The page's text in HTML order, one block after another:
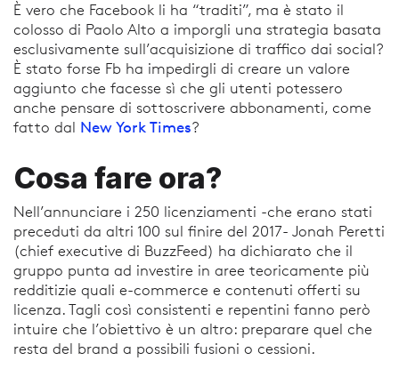
È vero che Facebook li ha “traditi”, ma è stato il
colosso di Paolo Alto a imporgli una strategia basata
esclusivamente sull’acquisizione di traffico dai social?
È stato forse Fb ha impedirgli di creare un valore
aggiunto che facesse sì che gli utenti potessero
anche pensare di sottoscrivere abbonamenti, come
fatto dal New York Times?
Cosa fare ora?
Nell’annunciare i 250 licenziamenti -che erano stati
preceduti da altri 100 sul finire del 2017- Jonah Peretti
(chief executive di BuzzFeed) ha dichiarato che il
gruppo punta ad investire in aree teoricamente più
redditizie quali e-commerce e contenuti offerti su
licenza. Tagli così consistenti e repentini fanno però
intuire che l’obiettivo è un altro: preparare quel che
resta del brand a possibili fusioni o cessioni.